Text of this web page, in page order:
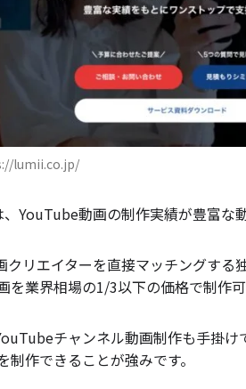
lumii.co.jp/
YouTube動画の制作実績が豊富な
クリエイターを直接マッチングする
を業界相場の1/3以下の価格で制作可
チャンネル動画制作も手掛
制作できることが強みです。